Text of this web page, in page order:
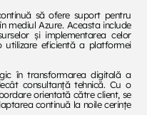
să ofere suport pentru
mediul Azure. Aceasta include
și implementarea celor
eficientă a platformei
în transformarea digitală a
consultanță tehnică. Cu o
orientată către client, se
continuă la noile cerințe